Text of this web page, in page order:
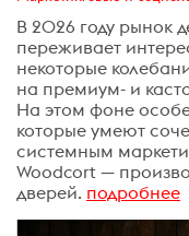
В 2026 году рынок
переживает
некоторые
на премиум- и
На этом фоне
которые умеют
системным
Woodcort —
дверей. подробнее